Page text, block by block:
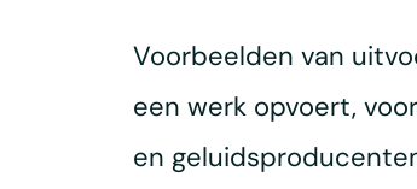
Voorbeelden van
een werk opvoert,
en